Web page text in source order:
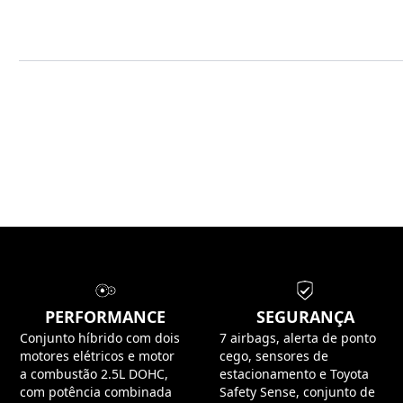
PERFORMANCE
Conjunto híbrido com dois
motores elétricos e motor
a combustão 2.5L DOHC,
com potência combinada
SEGURANÇA
7 airbags, alerta de ponto
cego, sensores de
estacionamento e Toyota
Safety Sense, conjunto de